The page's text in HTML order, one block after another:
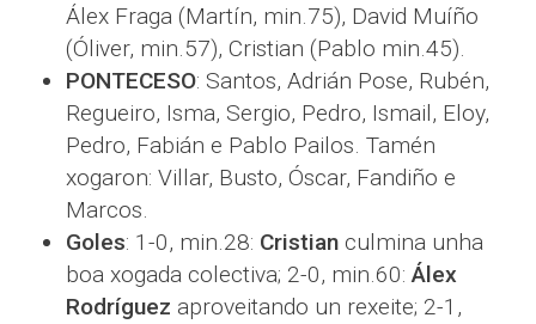
Álex Fraga (Martín, min.75), David Muíño
(Óliver, min.57), Cristian (Pablo min.45).
PONTECESO: Santos, Adrián Pose, Rubén,
Regueiro, Isma, Sergio, Pedro, Ismail, Eloy,
Pedro, Fabián e Pablo Pailos. Tamén
xogaron: Villar, Busto, Óscar, Fandiño e
Marcos.
Goles: 1-0, min.28: Cristian culmina unha
boa xogada colectiva; 2-0, min.60:Álex
Rodríguez aproveitando un rexeite; 2-1,